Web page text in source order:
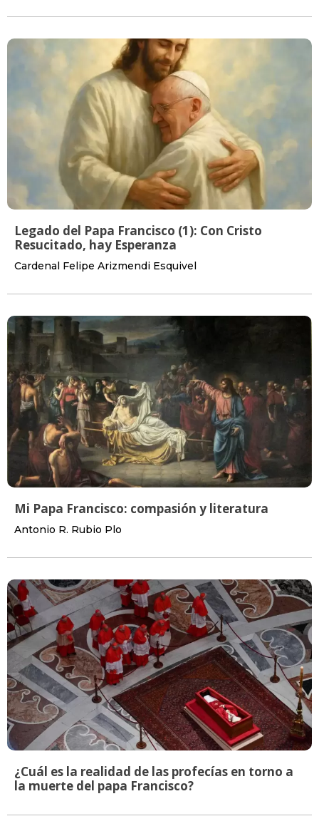
Legado del Papa Francisco (1): Con Cristo
Resucitado, hay Esperanza
Cardenal Felipe Arizmendi Esquivel
Mi Papa Francisco: compasión y literatura
Antonio R. Rubio Plo
¿Cuál es la realidad de las profecías en torno a
la muerte del papa Francisco?